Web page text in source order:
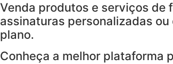
Venda produtos e serviços de
assinaturas personalizadas
plano.
Conheça a melhor plataforma